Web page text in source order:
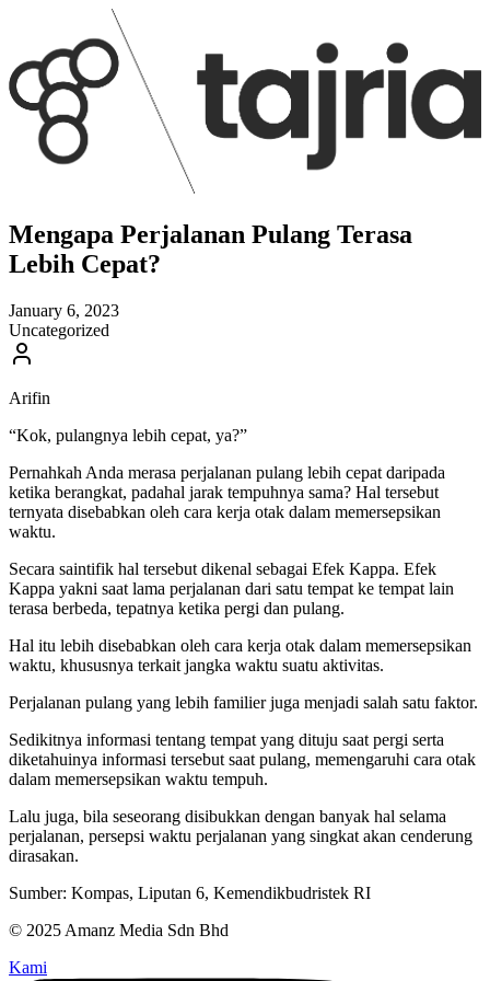
Mengapa Perjalanan Pulang Terasa
Lebih Cepat?
January 6, 2023
Uncategorized
Arifin
“Kok, pulangnya lebih cepat, ya?”
Pernahkah Anda merasa perjalanan pulang lebih cepat daripada
ketika berangkat, padahal jarak tempuhnya sama? Hal tersebut
ternyata disebabkan oleh cara kerja otak dalam memersepsikan
waktu.
Secara saintifik hal tersebut dikenal sebagai Efek Kappa. Efek
Kappa yakni saat lama perjalanan dari satu tempat ke tempat lain
terasa berbeda, tepatnya ketika pergi dan pulang.
Hal itu lebih disebabkan oleh cara kerja otak dalam memersepsikan
waktu, khususnya terkait jangka waktu suatu aktivitas.
Perjalanan pulang yang lebih familier juga menjadi salah satu faktor.
Sedikitnya informasi tentang tempat yang dituju saat pergi serta
diketahuinya informasi tersebut saat pulang, memengaruhi cara otak
dalam memersepsikan waktu tempuh.
Lalu juga, bila seseorang disibukkan dengan banyak hal selama
perjalanan, persepsi waktu perjalanan yang singkat akan cenderung
dirasakan.
Sumber: Kompas, Liputan 6, Kemendikbudristek RI
© 2025 Amanz Media Sdn Bhd
Kami